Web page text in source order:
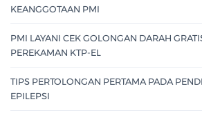
KEANGGOTAAN PMI
PMI LAYANI CEK GOLONGAN DARAH
PEREKAMAN KTP-EL
TIPS PERTOLONGAN PERTAMA PADA
EPILEPSI